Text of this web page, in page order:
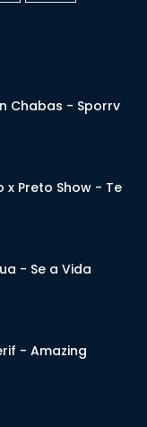
Chabas - Sporrv
x Preto Show - Te
- Se a Vida
- Amazing